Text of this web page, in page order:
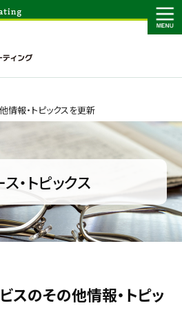
報・トピックスを更新
・トピックス
スのその他情報・トピッ